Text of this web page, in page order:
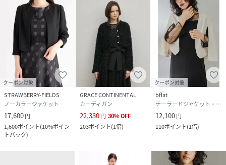
クーポン対象
STRAWBERRY-FIELDS
ノーカラージャケット
17,600円
1,600ポイント(10%ポイン
トバック)
GRACE CONTINENTAL
カーディガン
22,330円 30%OFF
203ポイント(1倍)
クーポン対象
bflat
テーラードジャケット・ブレザー
12,100円
110ポイント(1倍)